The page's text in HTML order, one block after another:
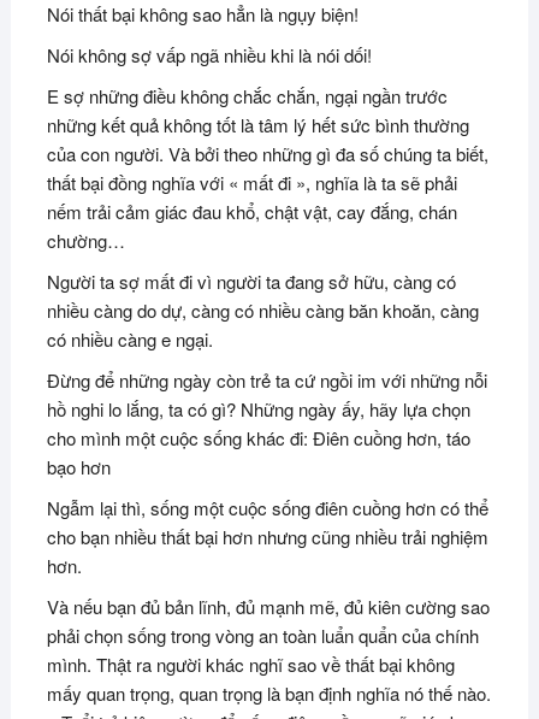
Nói thất bại không sao hẳn là ngụy biện!
Nói không sợ vấp ngã nhiều khi là nói dối!
E sợ những điều không chắc chắn, ngại ngần trước
những kết quả không tốt là tâm lý hết sức bình thường
của con người. Và bởi theo những gì đa số chúng ta biết,
thất bại đồng nghĩa với « mất đi », nghĩa là ta sẽ phải
nếm trải cảm giác đau khổ, chật vật, cay đắng, chán
chường…
Người ta sợ mất đi vì người ta đang sở hữu, càng có
nhiều càng do dự, càng có nhiều càng băn khoăn, càng
có nhiều càng e ngại.
Đừng để những ngày còn trẻ ta cứ ngồi im với những nỗi
hồ nghi lo lắng, ta có gì? Những ngày ấy, hãy lựa chọn
cho mình một cuộc sống khác đi: Điên cuồng hơn, táo
bạo hơn
Ngẫm lại thì, sống một cuộc sống điên cuồng hơn có thể
cho bạn nhiều thất bại hơn nhưng cũng nhiều trải nghiệm
hơn.
Và nếu bạn đủ bản lĩnh, đủ mạnh mẽ, đủ kiên cường sao
phải chọn sống trong vòng an toàn luẩn quẩn của chính
mình. Thật ra người khác nghĩ sao về thất bại không
mấy quan trọng, quan trọng là bạn định nghĩa nó thế nào.